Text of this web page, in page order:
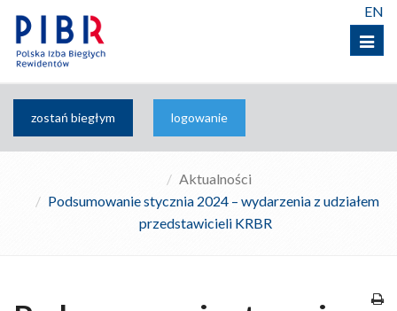
Menu
EN
zostań biegłym logowanie
Aktualności
Podsumowanie stycznia 2024 – wydarzenia z udziałem
przedstawicieli KRBR